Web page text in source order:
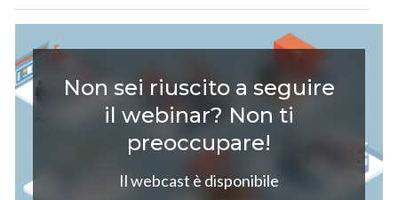
Non sei riuscito a seguire
il webinar? Non ti
preoccupare!
Il webcast è disponibile